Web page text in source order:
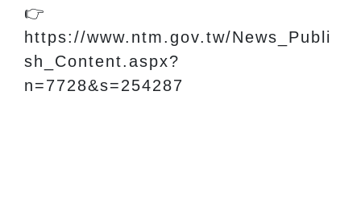
👉
https://www.ntm.gov.tw/News_Publi
sh_Content.aspx?
n=7728&s=254287